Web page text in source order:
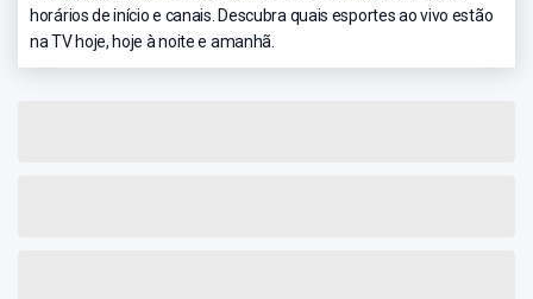
horários de início e canais. Descubra quais esportes ao vivo estão
na TV hoje, hoje à noite e amanhã.